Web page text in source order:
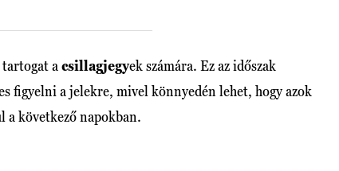
tartogat a csillagjegyek számára. Ez az időszak
figyelni a jelekre, mivel könnyedén lehet, hogy azok
következő napokban.